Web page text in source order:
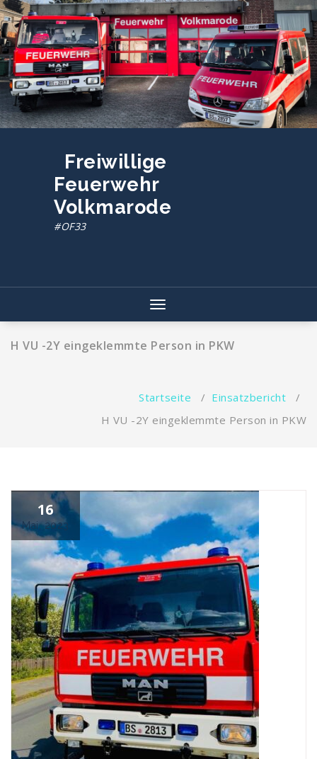
Zum
Inhalt
springen
Freiwillige
Feuerwehr
Volkmarode
#OF33
Toggle navigation
H VU -2Y eingeklemmte Person in PKW
Startseite / Einsatzbericht /
H VU -2Y eingeklemmte Person in PKW
16
Mai, 2023